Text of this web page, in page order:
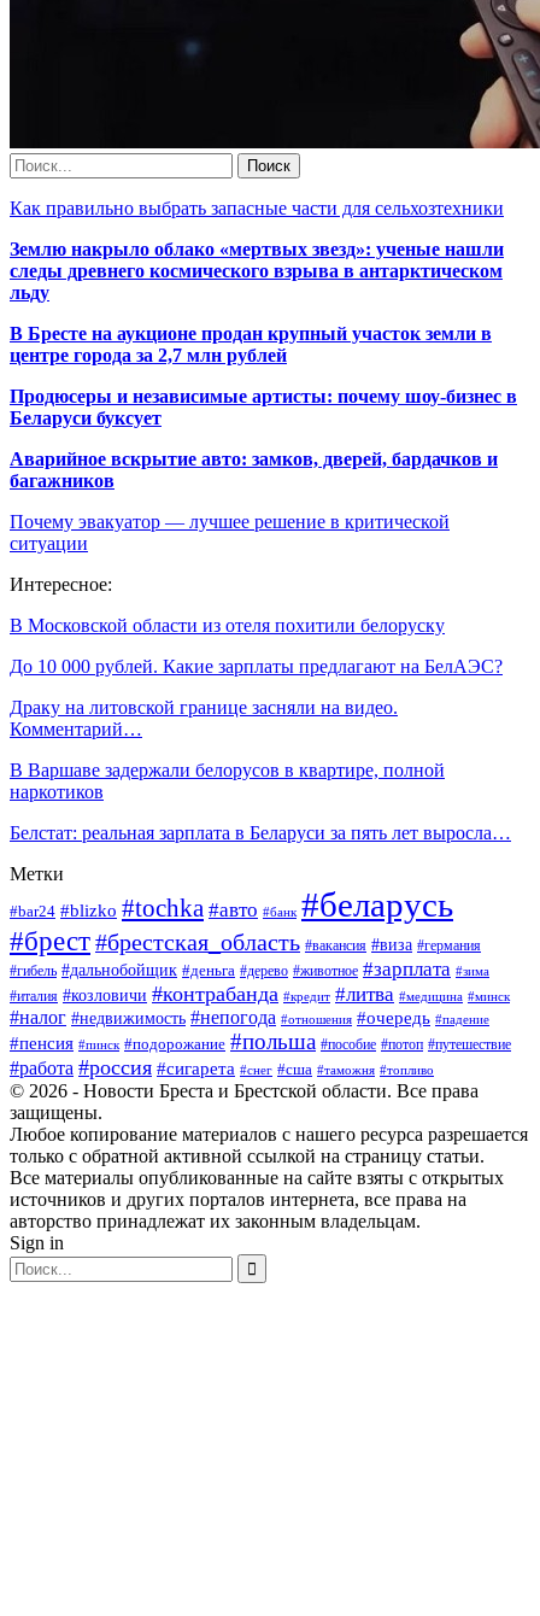
Как правильно выбрать запасные части для сельхозтехники
Землю накрыло облако «мертвых звезд»: ученые нашли
следы древнего космического взрыва в антарктическом
льду
В Бресте на аукционе продан крупный участок земли в
центре города за 2,7 млн рублей
Продюсеры и независимые артисты: почему шоу-бизнес в
Беларуси буксует
Аварийное вскрытие авто: замков, дверей, бардачков и
багажников
Почему эвакуатор — лучшее решение в критической
ситуации
Интересное:
В Московской области из отеля похитили белоруску
До 10 000 рублей. Какие зарплаты предлагают на БелАЭС?
Драку на литовской границе засняли на видео.
Комментарий…
В Варшаве задержали белорусов в квартире, полной
наркотиков
Белстат: реальная зарплата в Беларуси за пять лет выросла…
Метки
#bar24 #blizko #tochka #авто #банк #беларусь
#брест#брестская_область #вакансия #виза #германия
#гибель #дальнобойщик #деньга #дерево #животное #зарплата #зима
#италия #козловичи #контрабанда #кредит #литва #медицина #минск
#налог #недвижимость #непогода #отношения #очередь #падение
#пенсия #пинск #подорожание #польша #пособие #потоп #путешествие
#работа #россия #сигарета #снег #сша #таможня #топливо
© 2026 - Новости Бреста и Брестской области. Все права
защищены.
Любое копирование материалов с нашего ресурса разрешается
только с обратной активной ссылкой на страницу статьи.
Все материалы опубликованные на сайте взяты с открытых
источников и других порталов интернета, все права на
авторство принадлежат их законным владельцам.
Sign in